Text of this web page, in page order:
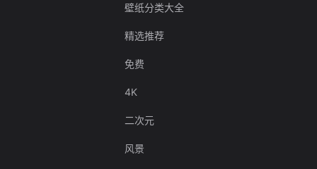
壁纸分类大全
精选推荐
免费
4K
二次元
风景